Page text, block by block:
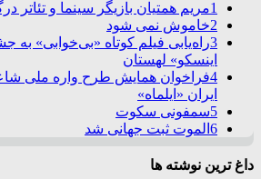
1مریم همتیان بازیگر سینما و تئاتر
2خاموش نمی شود
3راه‌یابی فیلم کوتاه «بی‌خوابی» به
اینسکو» لهستان
4فراخوان همایش طرح واره ملی
ایران «ایلماه»
5سمفونی سکوت
6 الموت ثبت جهانی شد
داغ ترین نوشته ها